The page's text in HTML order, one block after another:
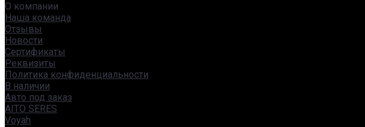
О компании
Наша команда
Отзывы
Новости
Сертификаты
Реквизиты
Политика конфиденциальности
В наличии
Авто под заказ
AITO SERES
Voyah